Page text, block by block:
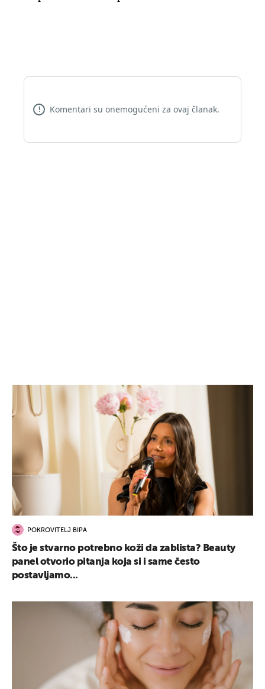
! Komentari su onemogućeni za ovaj članak.
POKROVITELJ BIPA
Što je stvarno potrebno koži da zablista? Beauty
panel otvorio pitanja koja si i same često
postavljamo...